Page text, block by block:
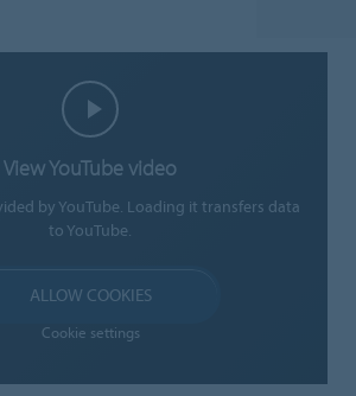
View YouTube video
by YouTube. Loading it transfers data
to YouTube.
ALLOW COOKIES
Cookie settings